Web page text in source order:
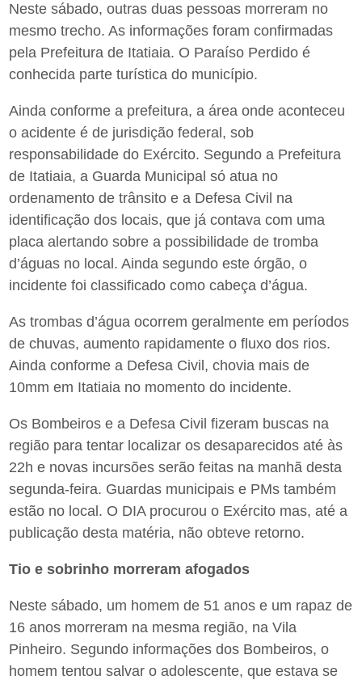
Neste sábado, outras duas pessoas morreram no
mesmo trecho. As informações foram confirmadas
pela Prefeitura de Itatiaia. O Paraíso Perdido é
conhecida parte turística do município.
Ainda conforme a prefeitura, a área onde aconteceu
o acidente é de jurisdição federal, sob
responsabilidade do Exército. Segundo a Prefeitura
de Itatiaia, a Guarda Municipal só atua no
ordenamento de trânsito e a Defesa Civil na
identificação dos locais, que já contava com uma
placa alertando sobre a possibilidade de tromba
d’águas no local. Ainda segundo este órgão, o
incidente foi classificado como cabeça d’água.
As trombas d’água ocorrem geralmente em períodos
de chuvas, aumento rapidamente o fluxo dos rios.
Ainda conforme a Defesa Civil, chovia mais de
10mm em Itatiaia no momento do incidente.
Os Bombeiros e a Defesa Civil fizeram buscas na
região para tentar localizar os desaparecidos até às
22h e novas incursões serão feitas na manhã desta
segunda-feira. Guardas municipais e PMs também
estão no local. O DIA procurou o Exército mas, até a
publicação desta matéria, não obteve retorno.
Tio e sobrinho morreram afogados
Neste sábado, um homem de 51 anos e um rapaz de
16 anos morreram na mesma região, na Vila
Pinheiro. Segundo informações dos Bombeiros, o
homem tentou salvar o adolescente, que estava se